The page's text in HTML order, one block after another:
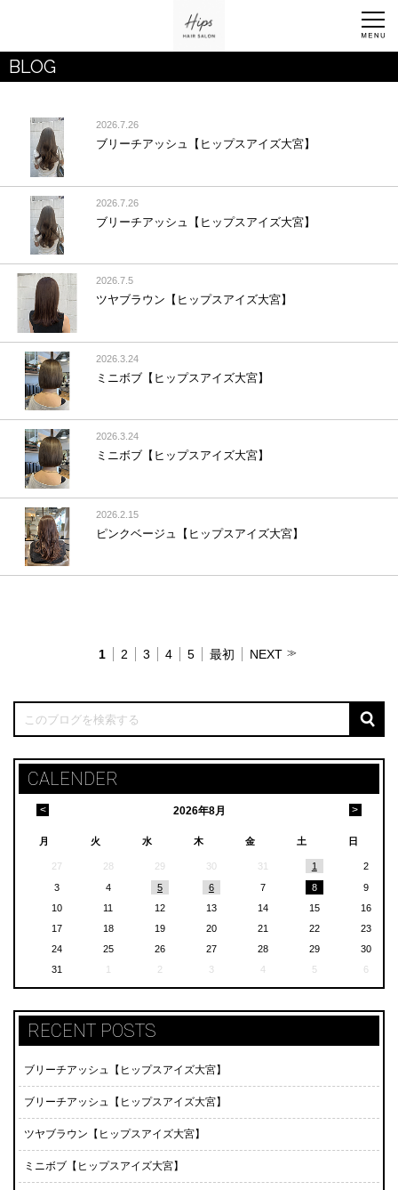
BLOG
2026.7.26
ブリーチアッシュ【ヒップスアイズ大宮】
2026.7.26
ブリーチアッシュ【ヒップスアイズ大宮】
2026.7.5
ツヤブラウン【ヒップスアイズ大宮】
2026.3.24
ミニボブ【ヒップスアイズ大宮】
2026.3.24
ミニボブ【ヒップスアイズ大宮】
2026.2.15
ピンクベージュ【ヒップスアイズ大宮】
1 2 3 4 5 最初 NEXT
CALENDER
2026年8月
< >
月 火 水 木 金 土 日
27 28 29 30 31 1
2
3
4 5 6 7 8
9
10
11 12 13 14 15
16
17
18 19 20 21 22
23
24
25 26 27 28 29
30
31
1 2 3 4 5 6
RECENT POSTS
ブリーチアッシュ【ヒップスアイズ大宮】
ブリーチアッシュ【ヒップスアイズ大宮】
ツヤブラウン【ヒップスアイズ大宮】
ミニボブ【ヒップスアイズ大宮】